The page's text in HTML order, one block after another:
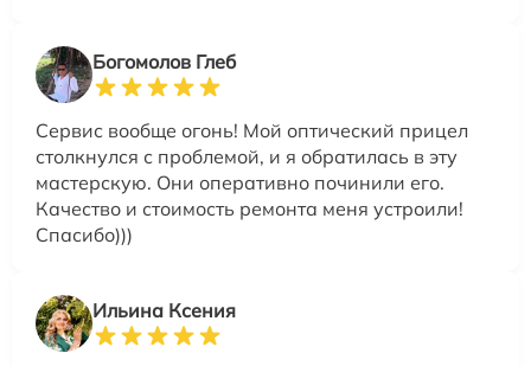
Богомолов Глеб
Сервис вообще огонь! Мой оптический прицел
столкнулся с проблемой, и я обратилась в эту
мастерскую. Они оперативно починили его.
Качество и стоимость ремонта меня устроили!
Спасибо)))
Ильина Ксения